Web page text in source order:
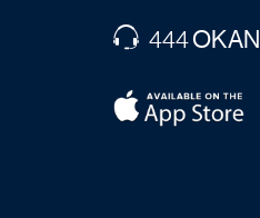
444OKAN